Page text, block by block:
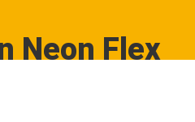
Neon Flex